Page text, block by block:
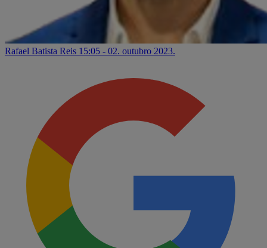
Rafael Batista Reis 15:05 - 02. outubro 2023.